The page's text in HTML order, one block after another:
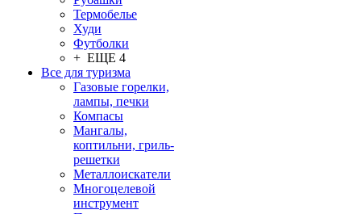
Термобелье
Худи
Футболки
+ ЕЩЕ 4
Все для туризма
Газовые горелки,
лампы, печки
Компасы
Мангалы,
коптильни, гриль-
решетки
Металлоискатели
Многоцелевой
инструмент